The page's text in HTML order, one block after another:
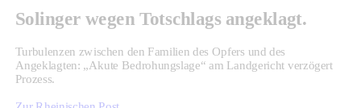
Solinger wegen Totschlags angeklagt.
Turbulenzen zwischen den Familien des Opfers und des
Angeklagten: „Akute Bedrohungslage“ am Landgericht verzögert
Prozess.